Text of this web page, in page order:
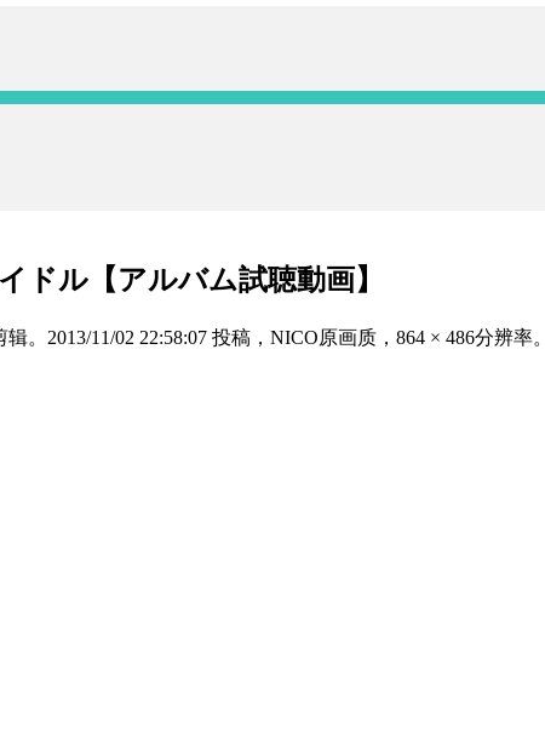
ドル【アルバム試聴動画】
2013/11/02 22:58:07 投稿，NICO原画质，864 × 486分辨